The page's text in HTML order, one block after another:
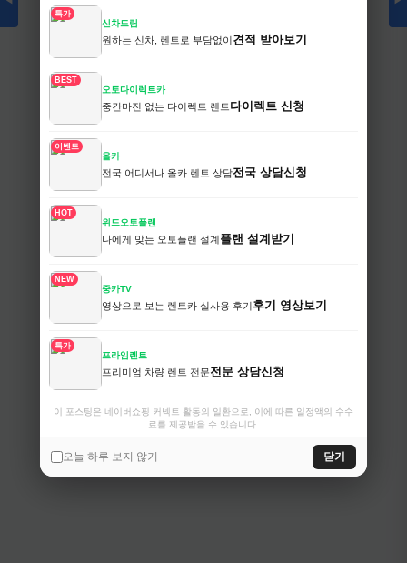
특가
신차드림
원하는 신차, 렌트로 부담없이견적 받아보기
BEST
오토다이렉트카
중간마진 없는 다이렉트 렌트 다이렉트 신청
이벤트
올카
전국 어디서나 올카 렌트 상담전국 상담신청
HOT
위드오토플랜
나에게 맞는 오토플랜 설계플랜 설계받기
NEW
중카TV
영상으로 보는 렌트카 실사용 후기후기 영상보기
특가
프라임렌트
프리미엄 차량 렌트 전문전문 상담신청
이 포스팅은 네이버쇼핑 커넥트 활동의 일환으로, 이에 따른 일정액의 수수
료를 제공받을 수 있습니다.
오늘 하루 보지 않기 닫기